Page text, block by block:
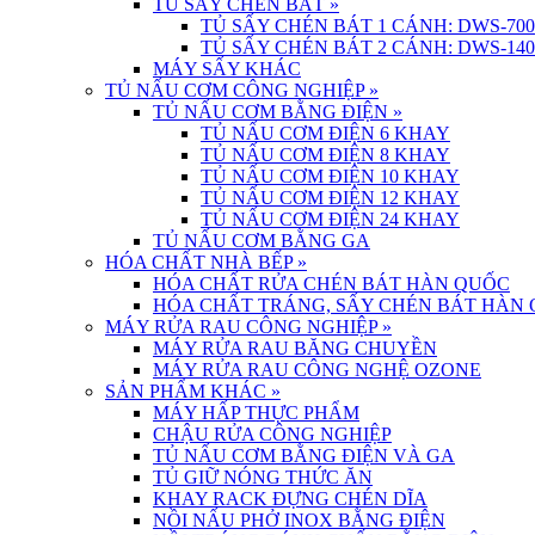
TỦ SẤY CHÉN BÁT »
TỦ SẤY CHÉN BÁT 1 CÁNH: DWS-700
TỦ SẤY CHÉN BÁT 2 CÁNH: DWS-
MÁY SẤY KHÁC
TỦ NẤU CƠM CÔNG NGHIỆP »
TỦ NẤU CƠM BẰNG ĐIỆN »
TỦ NẤU CƠM ĐIỆN 6 KHAY
TỦ NẤU CƠM ĐIỆN 8 KHAY
TỦ NẤU CƠM ĐIỆN 10 KHAY
TỦ NẤU CƠM ĐIỆN 12 KHAY
TỦ NẤU CƠM ĐIỆN 24 KHAY
TỦ NẤU CƠM BẰNG GA
HÓA CHẤT NHÀ BẾP »
HÓA CHẤT RỬA CHÉN BÁT HÀN QUỐC
HÓA CHẤT TRÁNG, SẤY CHÉN BÁT HÀN
MÁY RỬA RAU CÔNG NGHIỆP »
MÁY RỬA RAU BĂNG CHUYỀN
MÁY RỬA RAU CÔNG NGHỆ OZONE
SẢN PHẨM KHÁC »
MÁY HẤP THỰC PHẨM
CHẬU RỬA CÔNG NGHIỆP
TỦ NẤU CƠM BẰNG ĐIỆN VÀ GA
TỦ GIỮ NÓNG THỨC ĂN
KHAY RACK ĐỰNG CHÉN DĨA
NỒI NẤU PHỞ INOX BẰNG ĐIỆN